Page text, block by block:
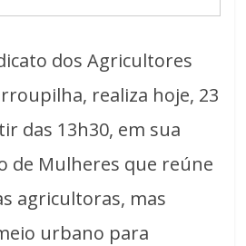
dos Agricultores
realiza hoje, 23
das 13h30, em sua
de Mulheres que reúne
agricultoras, mas
urbano para